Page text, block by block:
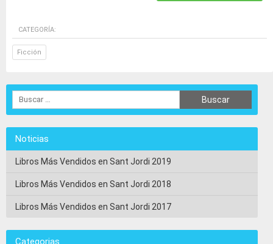
CATEGORÍA:
Ficción
Noticias
Libros Más Vendidos en Sant Jordi 2019
Libros Más Vendidos en Sant Jordi 2018
Libros Más Vendidos en Sant Jordi 2017
Categorias